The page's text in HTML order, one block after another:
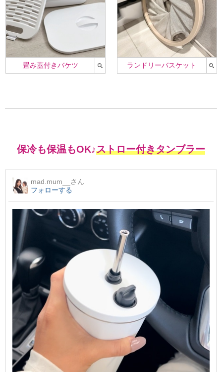
畳み蓋付きバケツ ランドリーバスケット
保冷も保温もOK♪ストロー付きタンブラー
mad.mum__
さん
フォローする